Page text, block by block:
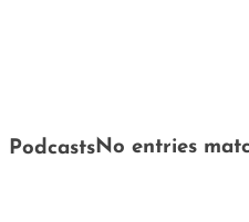
PodcastsNo entries